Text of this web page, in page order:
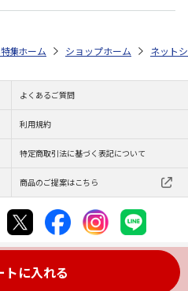
トに入れる
SONAENO 防災ライトルームシューズ
集 防災用品 防災・その他
ホーム ショップ一覧 the
ホーム ネット
よくあるご質問
利用規約
特定商取引法に基づく表記について
商品のご提案はこちら